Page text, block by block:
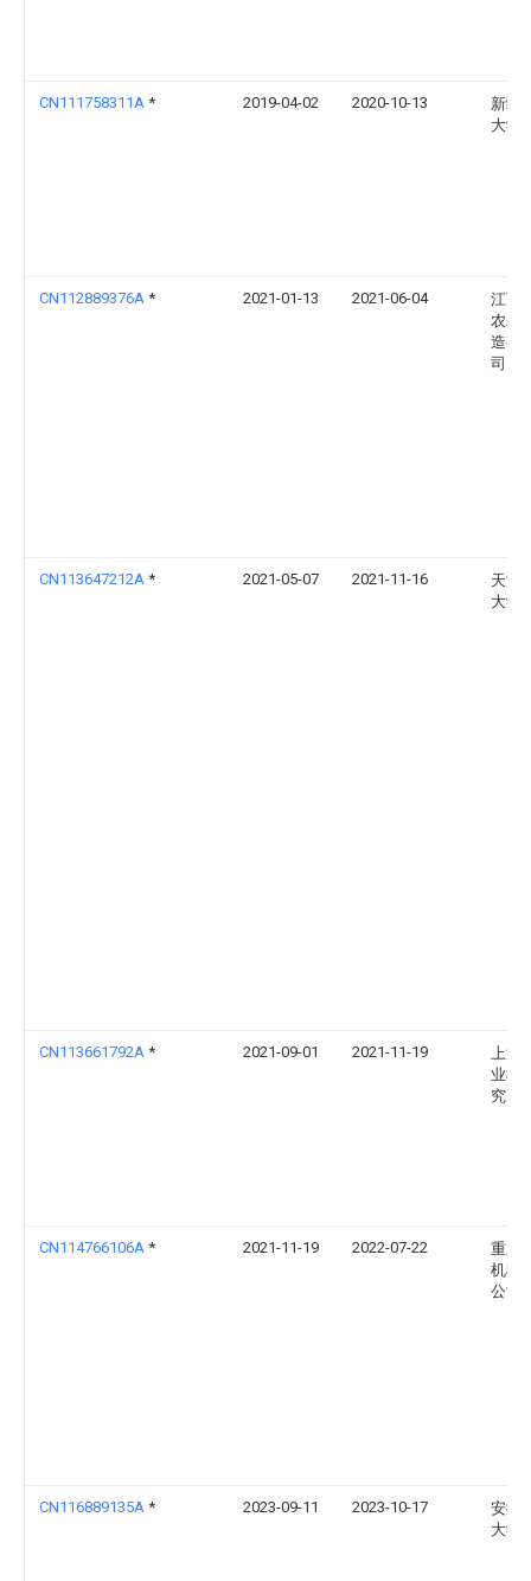
CN111758311A * 2019-04-02 2020-10-13
新疆
大学
CN112889376A * 2021-01-13 2021-06-04
江西
农农
造有
司
CN113647212A * 2021-05-07 2021-11-16
天津
大学
CN113661792A * 2021-09-01 2021-11-19
上海
业机
究所
CN114766106A * 2021-11-19 2022-07-22
重庆
机械
公司
CN116889135A * 2023-09-11 2023-10-17
安徽
大学